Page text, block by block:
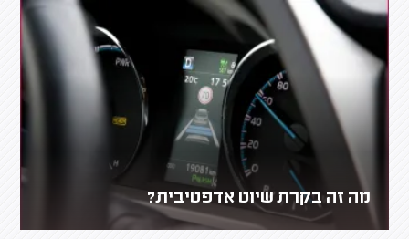
מה זה בקרת שיוט אדפטיבית?